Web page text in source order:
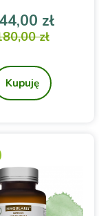
diety
złCena
zł
Kupuję